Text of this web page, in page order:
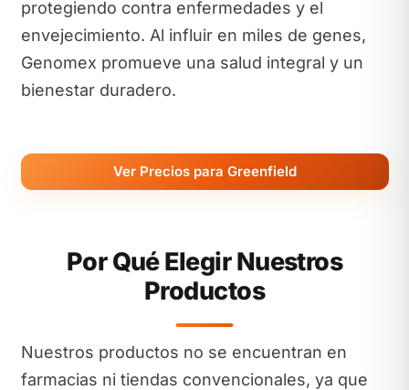
protegiendo contra enfermedades y el
envejecimiento. Al influir en miles de genes,
Genomex promueve una salud integral y un
bienestar duradero.
Ver Precios para Greenfield
Por Qué Elegir Nuestros
Productos
Nuestros productos no se encuentran en
farmacias ni tiendas convencionales, ya que